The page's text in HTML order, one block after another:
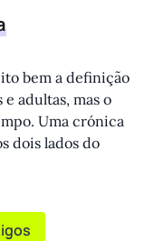
bem a definição
adultas, mas o
Uma crónica
dois lados do